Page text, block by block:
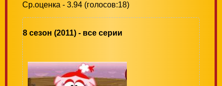
Ср.оценка - 3.94 (голосов:18)
8 сезон (2011) - все серии